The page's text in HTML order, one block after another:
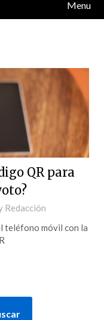
Menu
QR para
Redacción
teléfono móvil con la